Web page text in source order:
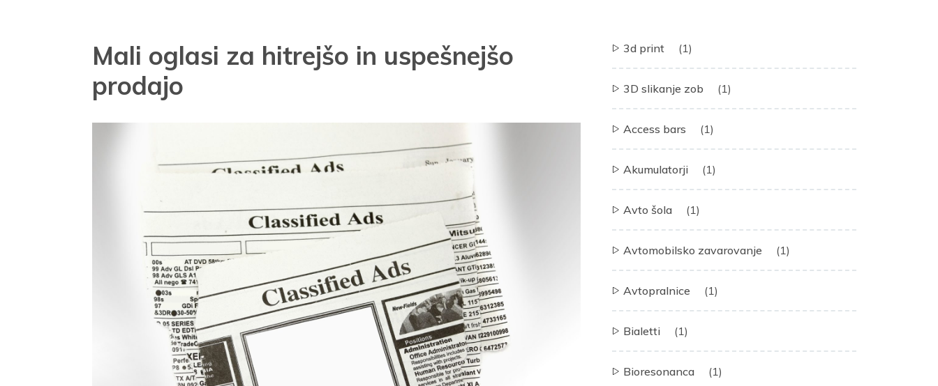
Mali oglasi za hitrejšo in uspešnejšo
prodajo
3d print (1)
3D slikanje zob (1)
Access bars (1)
Akumulatorji (1)
Avto šola (1)
Avtomobilsko zavarovanje (1)
Avtopralnice (1)
Bialetti (1)
Bioresonanca (1)